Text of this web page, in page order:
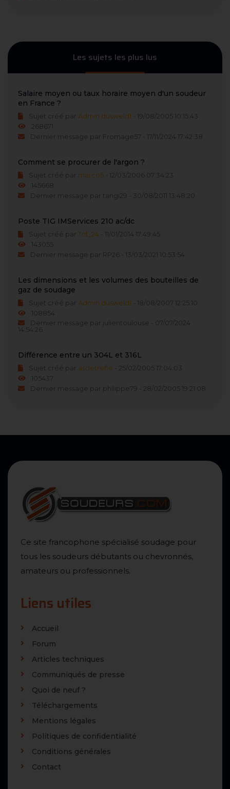
Les sujets les plus lus
Salaire moyen ou taux horaire moyen d'un soudeur
en France ?
Sujet créé par Admin dusweld1 - 19/08/2005 10:15:43
268671
Dernier message par Fromage57 - 17/11/2024 17:42:38
Comment se procurer de l'argon ?
Sujet créé par marco5 - 12/03/2006 07:34:23
145668
Dernier message par tangi29 - 30/08/2011 13:48:20
Poste TIG IMServices 210 ac/dc
Sujet créé par Tof_24 - 11/01/2014 17:49:45
143055
Dernier message par RP26 - 13/03/2021 10:53:54
Les dimensions et les volumes des bouteilles de
gaz de soudage
Sujet créé par Admin dusweld1 - 18/08/2007 12:25:10
108854
Dernier message par julientoulouse - 07/07/2024
14:54:26
Différence entre un 304L et 316L
Sujet créé par asdetrefle - 25/02/2005 17:04:03
105437
Dernier message par philippe79 - 28/02/2005 19:21:08
Ce site francophone spécialisé soudage pour
tous les soudeurs débutants ou chevronnés,
amateurs ou professionnels.
Liens utiles
Accueil
Forum
Articles techniques
Communiqués de presse
Quoi de neuf ?
Téléchargements
Mentions légales
Politiques de confidentialité
Conditions générales
Contact